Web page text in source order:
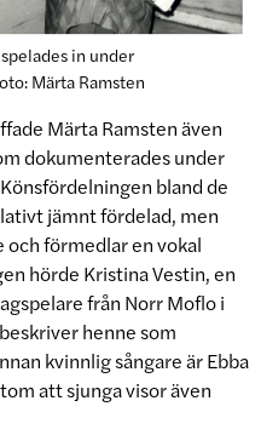
in under
Märta Ramsten
Märta Ramsten även
dokumenterades under
bland de
jämnt fördelad, men
och förmedlar en vokal
hörde Kristina Vestin, en
från Norr Moflo i
henne som
kvinnlig sångare är Ebba
att sjunga visor även